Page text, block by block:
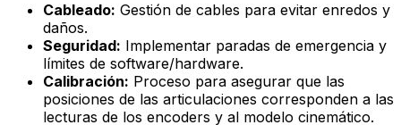
Cableado: Gestión de cables para evitar enredos y
daños.
Seguridad: Implementar paradas de emergencia y
límites de software/hardware.
Calibración: Proceso para asegurar que las
posiciones de las articulaciones corresponden a las
lecturas de los encoders y al modelo cinemático.